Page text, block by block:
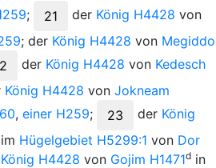
; 21 der König H4428 von
; der König H4428 von Megiddo
der König H4428 von Kedesch
König H4428 von Jokneam
, einer H259; 23 der König
Hügelgebiet H5299:1 von Dor
König H4428 von Gojim H1471d in